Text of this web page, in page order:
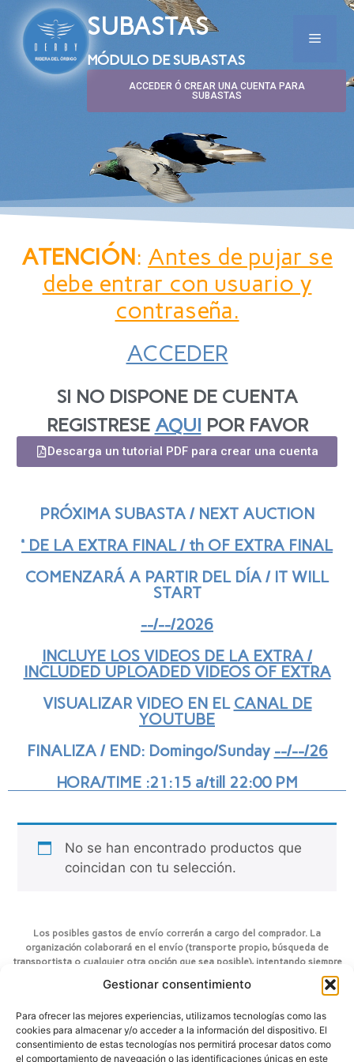
Gestionar consentimiento
Para ofrecer las mejores experiencias, utilizamos tecnologías como las
cookies para almacenar y/o acceder a la información del dispositivo. El
consentimiento de estas tecnologías nos permitirá procesar datos como
el comportamiento de navegación o las identificaciones únicas en este
Activas
SUBASTAS
MÓDULO DE SUBASTAS
ACCEDER Ó CREAR UNA CUENTA PARA
SUBASTAS
ATENCIÓN: Antes de pujar se
debe entrar con usuario y
contraseña.
ACCEDER
SI NO DISPONE DE CUENTA
REGISTRESE AQUI POR FAVOR
Descarga un tutorial PDF para crear una cuenta
PRÓXIMA SUBASTA / NEXT AUCTION
ª DE LA EXTRA FINAL / th OF EXTRA FINAL
COMENZARÁ A PARTIR DEL DÍA / IT WILL
START
--/--/2026
INCLUYE LOS VIDEOS DE LA EXTRA /
INCLUDED UPLOADED VIDEOS OF EXTRA
VISUALIZAR VIDEO EN EL CANAL DE
YOUTUBE
FINALIZA / END: Domingo/Sunday --/--/26
HORA/TIME :21:15 a/till 22:00 PM
No se han encontrado productos que
coincidan con tu selección.
Los posibles gastos de envío correrán a cargo del comprador. La
organización colaborará en el envío (transporte propio, búsqueda de
transportista o cualquier otra opción que sea posible), intentando siempre
comprador dará la confirmación, asumiendo los gastos que se ocasionen.